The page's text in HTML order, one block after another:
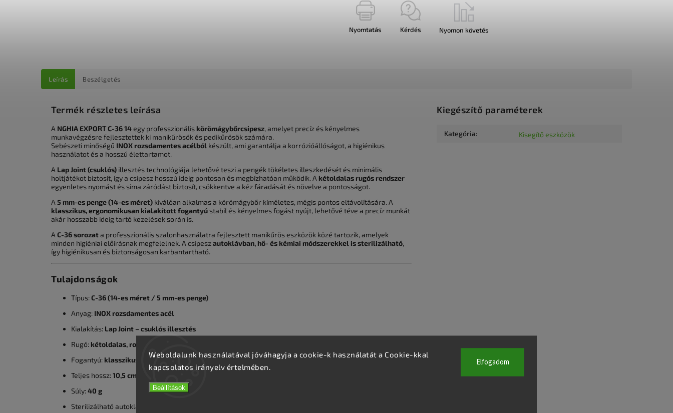
Weboldalunk használatával jóváhagyja a cookie-k használatát a Cookie-kkal
kapcsolatos irányelv értelmében.
Beállítások
Elfogadom
Nyomtatás Kérdés Nyomon követés
Leírás Beszélgetés
Termék részletes leírása
A NGHIA EXPORT C-36 14egy professzionális körömágybőrcsipesz, amelyet precíz és kényelmes
munkavégzésre fejlesztettek ki manikűrösök és pedikűrösök számára.
Sebészeti minőségű INOX rozsdamentes acélból készült, ami garantálja a korrózióállóságot, a higiénikus
használatot és a hosszú élettartamot.
A Lap Joint (csuklós) illesztés technológiája lehetővé teszi a pengék tökéletes illeszkedését és minimális
holtjátékot biztosít, így a csipesz hosszú ideig pontosan és megbízhatóan működik. A kétoldalas rugós rendszer
egyenletes nyomást és sima záródást biztosít, csökkentve a kéz fáradását és növelve a pontosságot.
A 5 mm-es penge (14-es méret) kiválóan alkalmas a körömágybőr kíméletes, mégis pontos eltávolítására. A
klasszikus, ergonomikusan kialakított fogantyústabil és kényelmes fogást nyújt, lehetővé téve a precíz munkát
akár hosszabb ideig tartó kezelések során is.
A C-36 sorozata professzionális szalonhasználatra fejlesztett manikűrös eszközök közé tartozik, amelyek
minden higiéniai előírásnak megfelelnek. A csipeszautoklávban, hő- és kémiai módszerekkel is sterilizálható,
így higiénikusan és biztonságosan karbantartható.
Tulajdonságok
Típus:C-36 (14-es méret / 5 mm-es penge)
Anyag: INOX rozsdamentes acél
Kialakítás: Lap Joint – csuklós illesztés
Rugó: kétoldalas, rozsdamentes acélcsavarra szerelve
Fogantyú: klasszikus, ergonomikus kialakítás
Teljes hossz:10,5 cm
Súly:40 g
Sterilizálható autoklávban, hő- és vegyi úton is
Kiegészítő paraméterek
Kategória: Kisegítő eszközök